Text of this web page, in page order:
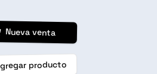
Nueva venta
producto